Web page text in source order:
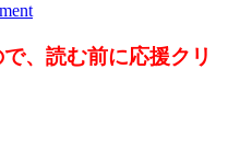
、読む前に応援クリ